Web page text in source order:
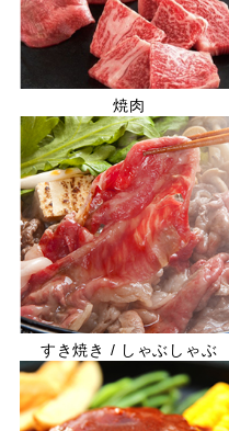
焼肉
すき焼き / しゃぶしゃぶ